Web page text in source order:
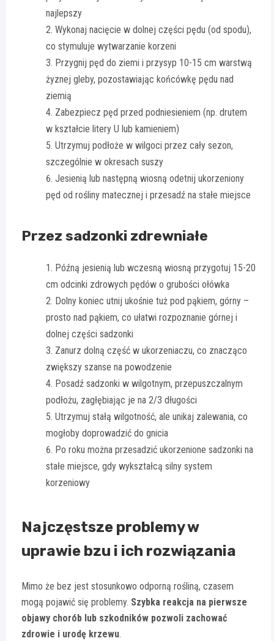
najlepszy
Wykonaj nacięcie w dolnej części pędu (od spodu),
co stymuluje wytwarzanie korzeni
Przygnij pęd do ziemi i przysyp 10-15 cm warstwą
żyznej gleby, pozostawiając końcówkę pędu nad
ziemią
Zabezpiecz pęd przed podniesieniem (np. drutem
w kształcie litery U lub kamieniem)
Utrzymuj podłoże w wilgoci przez cały sezon,
szczególnie w okresach suszy
Jesienią lub następną wiosną odetnij ukorzeniony
pęd od rośliny matecznej i przesadź na stałe miejsce
Przez sadzonki zdrewniałe
Późną jesienią lub wczesną wiosną przygotuj 15-20
cm odcinki zdrowych pędów o grubości ołówka
Dolny koniec utnij ukośnie tuż pod pąkiem, górny –
prosto nad pąkiem, co ułatwi rozpoznanie górnej i
dolnej części sadzonki
Zanurz dolną część w ukorzeniaczu, co znacząco
zwiększy szanse na powodzenie
Posadź sadzonki w wilgotnym, przepuszczalnym
podłożu, zagłębiając je na 2/3 długości
Utrzymuj stałą wilgotność, ale unikaj zalewania, co
mogłoby doprowadzić do gnicia
Po roku można przesadzić ukorzenione sadzonki na
stałe miejsce, gdy wykształcą silny system
korzeniowy
Najczęstsze problemy w
uprawie bzu i ich rozwiązania
Mimo że bez jest stosunkowo odporną rośliną, czasem
mogą pojawić się problemy. Szybka reakcja na pierwsze
objawy chorób lub szkodników pozwoli zachować
zdrowie i urodę krzewu.